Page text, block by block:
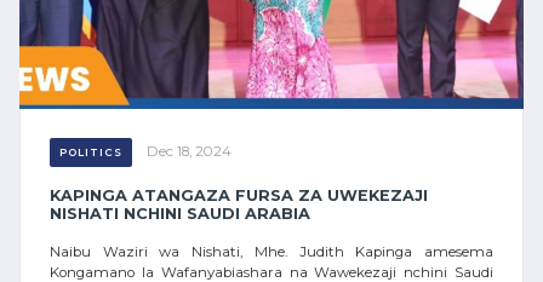
POLITICS Dec 18, 2024
KAPINGA ATANGAZA FURSA ZA UWEKEZAJI
NISHATI NCHINI SAUDI ARABIA
Naibu Waziri wa Nishati, Mhe. Judith Kapinga amesema
Kongamano la Wafanyabiashara na Wawekezaji nchini Saudi